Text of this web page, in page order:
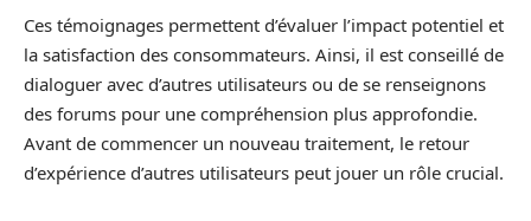
Ces témoignages permettent d’évaluer l’impact potentiel et
la satisfaction des consommateurs. Ainsi, il est conseillé de
dialoguer avec d’autres utilisateurs ou de se renseignons
des forums pour une compréhension plus approfondie.
Avant de commencer un nouveau traitement, le retour
d’expérience d’autres utilisateurs peut jouer un rôle crucial.